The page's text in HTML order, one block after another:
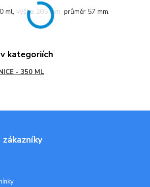
ml, výška 205 mm, průměr 57 mm.
kategoriích
- 350 ML